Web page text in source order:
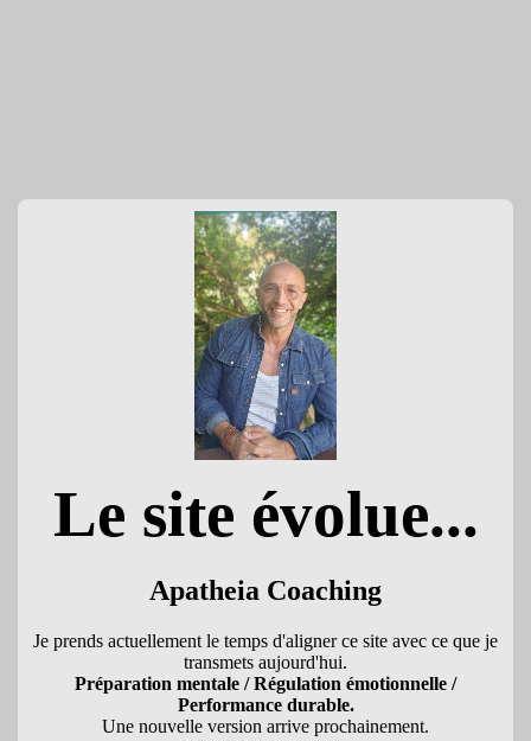
Le site évolue...
Apatheia Coaching
Je prends actuellement le temps d'aligner ce site avec ce que je
transmets aujourd'hui.
Préparation mentale / Régulation émotionnelle /
Performance durable.
Une nouvelle version arrive prochainement.